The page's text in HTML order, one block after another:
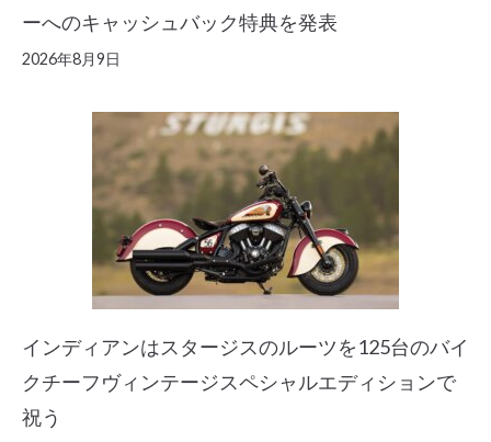
ーへのキャッシュバック特典を発表
2026年8月9日
インディアンはスタージスのルーツを125台のバイ
クチーフヴィンテージスペシャルエディションで
祝う